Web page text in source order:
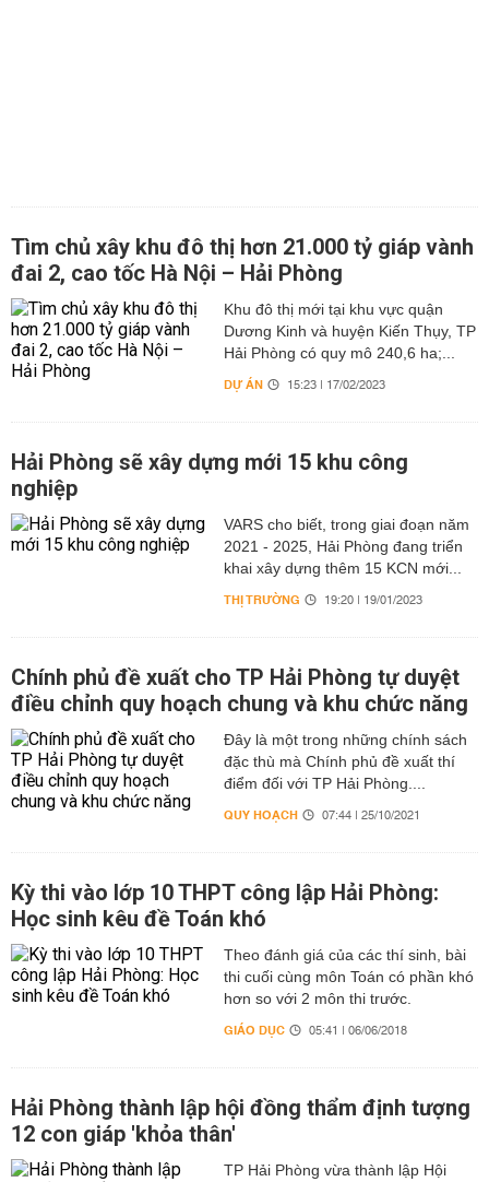
Tìm chủ xây khu đô thị hơn 21.000 tỷ giáp vành
đai 2, cao tốc Hà Nội – Hải Phòng
Khu đô thị mới tại khu vực quận
Dương Kinh và huyện Kiến Thụy, TP
Hải Phòng có quy mô 240,6 ha;...
DỰ ÁN 15:23 | 17/02/2023
Hải Phòng sẽ xây dựng mới 15 khu công
nghiệp
VARS cho biết, trong giai đoạn năm
2021 - 2025, Hải Phòng đang triển
khai xây dựng thêm 15 KCN mới...
THỊ TRƯỜNG 19:20 | 19/01/2023
Chính phủ đề xuất cho TP Hải Phòng tự duyệt
điều chỉnh quy hoạch chung và khu chức năng
Đây là một trong những chính sách
đặc thù mà Chính phủ đề xuất thí
điểm đối với TP Hải Phòng....
QUY HOẠCH 07:44 | 25/10/2021
Kỳ thi vào lớp 10 THPT công lập Hải Phòng:
Học sinh kêu đề Toán khó
Theo đánh giá của các thí sinh, bài
thi cuối cùng môn Toán có phần khó
hơn so với 2 môn thi trước.
GIÁO DỤC 05:41 | 06/06/2018
Hải Phòng thành lập hội đồng thẩm định tượng
12 con giáp 'khỏa thân'
TP Hải Phòng vừa thành lập Hội